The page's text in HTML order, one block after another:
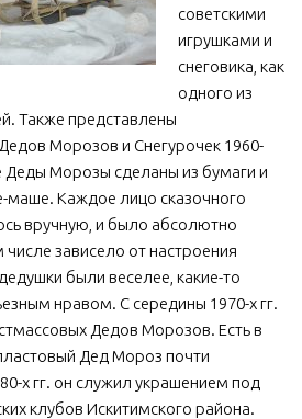
школа»
городской историко-художественный
отдыха им. И.В. Коротеева
библиотечная система»
качества
советскими
игрушками и
снеговика, как
одного из
Также представлены
Морозов и Снегурочек 1960-
Деды Морозы сделаны из бумаги и
маше. Каждое лицо сказочного
вручную, и было абсолютно
зависело от настроения
были веселее, какие-то
нравом. С середины 1970-х гг.
Дедов Морозов. Есть в
Дед Мороз почти
х гг. он служил украшением под
клубов Искитимского района.